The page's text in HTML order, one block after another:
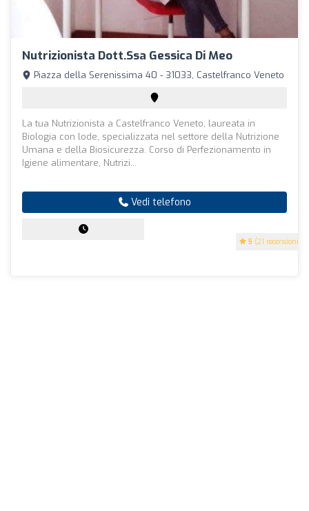
Nutrizionista Dott.ssa Gessica Di Meo
5 (21 recensioni)
Piazza della Serenissima 40 - 31033, Castelfranco Veneto
La tua Nutrizionista a Castelfranco Veneto, laureata in
Biologia con lode, specializzata nel settore della Nutrizione
Umana e della Biosicurezza. Corso di Perfezionamento in
Igiene alimentare, Nutrizi...
Vedi telefono